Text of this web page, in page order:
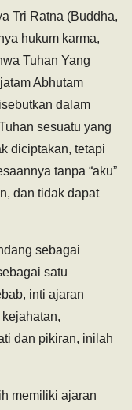
Tri Ratna (Buddha,
hukum karma,
Tuhan Yang
Abhutam
dalam
sesuatu yang
diciptakan, tetapi
tanpa “aku”
dan tidak dapat
sebagai
satu
inti ajaran
dan pikiran, inilah
memiliki ajaran